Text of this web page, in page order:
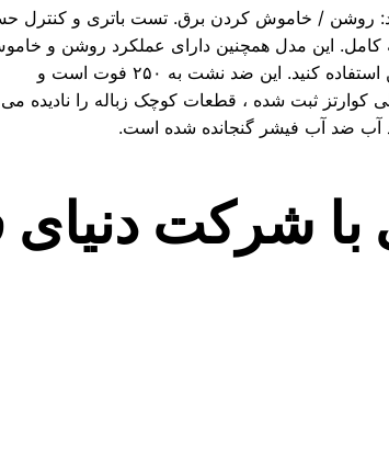
این ضد نشت به ۲۵۰ فوت است و
آب ضد آب فیشر گنجانده شده است.
با شرکت دنیای